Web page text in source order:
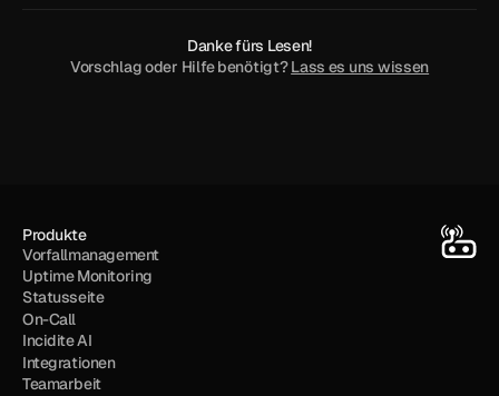
Danke fürs Lesen!
Vorschlag oder Hilfe benötigt? Lass es uns wissen
Produkte
Vorfallmanagement
Uptime Monitoring
Statusseite
On-Call
Incidite AI
Integrationen
Teamarbeit